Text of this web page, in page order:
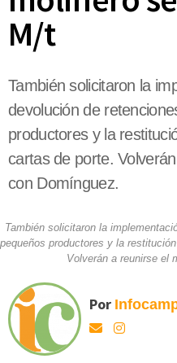
M/t
También solicitaron la
devolución de
productores y la
cartas de porte.
con Domínguez.
También solicitaron la
pequeños productores y la
Volverán a reunirse el
Por